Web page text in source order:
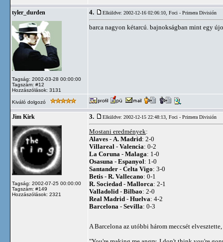
tyler_durden
Tagság: 2002-03-28 00:00:00
Tagszám: #12
Hozzászólások: 3131
4. Elküldve: 2002-12-16 02:06:10, Foci - Primera División
barca nagyon kétarcú. bajnokságban mint egy
Kiváló dolgozó
Jim Kirk
Tagság: 2002-07-25 00:00:00
Tagszám: #149
Hozzászólások: 2321
3. Elküldve: 2002-12-15 22:48:13, Foci - Primera División
Mostani eredmények:
Alaves - A. Madrid: 2-0
Villareal - Valencia: 0-2
La Coruna - Malaga: 1-0
Osasuna - Espanyol: 1-0
Santander - Celta Vigo: 3-0
Betis - R. Vallecano: 0-1
R. Sociedad - Mallorca: 2-1
Valladolid - Bilbao: 2-0
Real Madrid - Huelva: 4-2
Barcelona - Sevilla: 0-3
A Barcelona az utóbbi három meccsét